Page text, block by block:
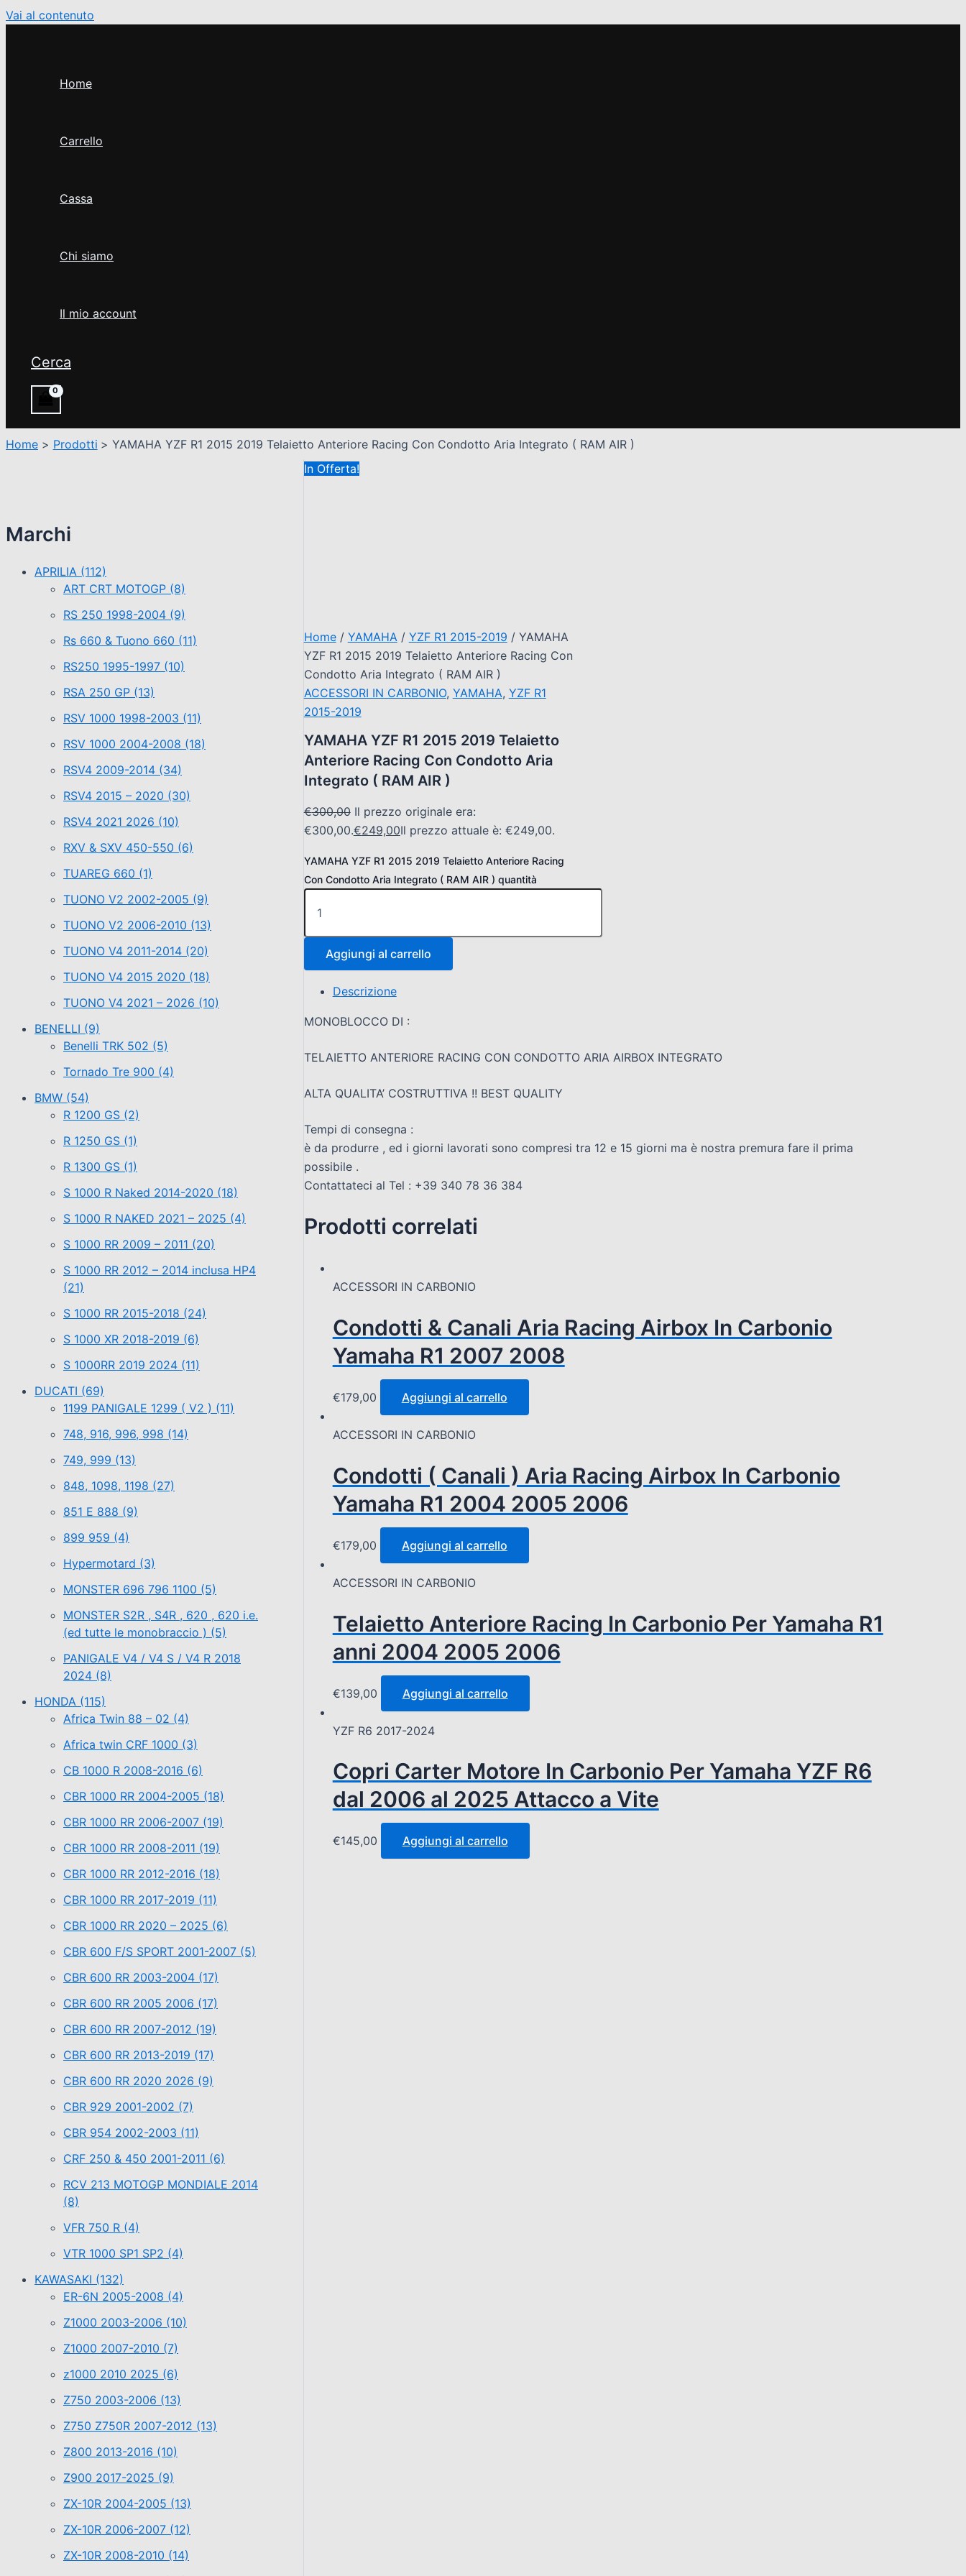
Vai al contenuto
Home
Carrello
Cassa
Chi siamo
Il mio account
Cerca
Home Prodotti YAMAHA YZF R1 2015 2019 Telaietto Anteriore Racing Con Condotto Aria Integrato ( RAM AIR )
Marchi
APRILIA (112)
ART CRT MOTOGP (8)
RS 250 1998-2004 (9)
Rs 660 & Tuono 660 (11)
RS250 1995-1997 (10)
RSA 250 GP (13)
RSV 1000 1998-2003 (11)
RSV 1000 2004-2008 (18)
RSV4 2009-2014 (34)
RSV4 2015 – 2020 (30)
RSV4 2021 2026 (10)
RXV & SXV 450-550 (6)
TUAREG 660 (1)
TUONO V2 2002-2005 (9)
TUONO V2 2006-2010 (13)
TUONO V4 2011-2014 (20)
TUONO V4 2015 2020 (18)
TUONO V4 2021 – 2026 (10)
BENELLI (9)
Benelli TRK 502 (5)
Tornado Tre 900 (4)
BMW (54)
R 1200 GS (2)
R 1250 GS (1)
R 1300 GS (1)
S 1000 R Naked 2014-2020 (18)
S 1000 R NAKED 2021 – 2025 (4)
S 1000 RR 2009 – 2011 (20)
S 1000 RR 2012 – 2014 inclusa HP4
(21)
S 1000 RR 2015-2018 (24)
S 1000 XR 2018-2019 (6)
S 1000RR 2019 2024 (11)
DUCATI (69)
1199 PANIGALE 1299 ( V2 ) (11)
748, 916, 996, 998 (14)
749, 999 (13)
848, 1098, 1198 (27)
851 E 888 (9)
899 959 (4)
Hypermotard (3)
MONSTER 696 796 1100 (5)
MONSTER S2R , S4R , 620 , 620 i.e.
(ed tutte le monobraccio ) (5)
PANIGALE V4 / V4 S / V4 R 2018
2024 (8)
HONDA (115)
Africa Twin 88 – 02 (4)
Africa twin CRF 1000 (3)
CB 1000 R 2008-2016 (6)
CBR 1000 RR 2004-2005 (18)
CBR 1000 RR 2006-2007 (19)
CBR 1000 RR 2008-2011 (19)
CBR 1000 RR 2012-2016 (18)
CBR 1000 RR 2017-2019 (11)
CBR 1000 RR 2020 – 2025 (6)
CBR 600 F/S SPORT 2001-2007 (5)
CBR 600 RR 2003-2004 (17)
CBR 600 RR 2005 2006 (17)
CBR 600 RR 2007-2012 (19)
CBR 600 RR 2013-2019 (17)
CBR 600 RR 2020 2026 (9)
CBR 929 2001-2002 (7)
CBR 954 2002-2003 (11)
CRF 250 & 450 2001-2011 (6)
RCV 213 MOTOGP MONDIALE 2014
(8)
VFR 750 R (4)
VTR 1000 SP1 SP2 (4)
KAWASAKI (132)
ER-6N 2005-2008 (4)
Z1000 2003-2006 (10)
Z1000 2007-2010 (7)
z1000 2010 2025 (6)
Z750 2003-2006 (13)
Z750 Z750R 2007-2012 (13)
Z800 2013-2016 (10)
Z900 2017-2025 (9)
ZX-10R 2004-2005 (13)
ZX-10R 2006-2007 (12)
ZX-10R 2008-2010 (14)
In Offerta!
Home/ YAMAHA/ YZF R1 2015-2019 / YAMAHA
YZF R1 2015 2019 Telaietto Anteriore Racing Con
Condotto Aria Integrato ( RAM AIR )
ACCESSORI IN CARBONIO, YAMAHA, YZF R1
2015-2019
YAMAHA YZF R1 2015 2019 Telaietto
Anteriore Racing Con Condotto Aria
Integrato ( RAM AIR )
€300,00 Il prezzo originale era:
€300,00.€249,00Il prezzo attuale è: €249,00.
YAMAHA YZF R1 2015 2019 Telaietto Anteriore Racing
Con Condotto Aria Integrato ( RAM AIR ) quantità
Aggiungi al carrello
Descrizione
MONOBLOCCO DI :
TELAIETTO ANTERIORE RACING CON CONDOTTO ARIA AIRBOX INTEGRATO
ALTA QUALITA’ COSTRUTTIVA !! BEST QUALITY
Tempi di consegna :
è da produrre , ed i giorni lavorati sono compresi tra 12 e 15 giorni ma è nostra premura fare il prima
possibile .
Contattateci al Tel : +39 340 78 36 384
Prodotti correlati
ACCESSORI IN CARBONIO
Condotti & Canali Aria Racing Airbox In Carbonio
Yamaha R1 2007 2008
€179,00 Aggiungi al carrello
ACCESSORI IN CARBONIO
Condotti ( Canali ) Aria Racing Airbox In Carbonio
Yamaha R1 2004 2005 2006
€179,00 Aggiungi al carrello
ACCESSORI IN CARBONIO
Telaietto Anteriore Racing In Carbonio Per Yamaha R1
anni 2004 2005 2006
€139,00 Aggiungi al carrello
YZF R6 2017-2024
Copri Carter Motore In Carbonio Per Yamaha YZF R6
dal 2006 al 2025 Attacco a Vite
€145,00 Aggiungi al carrello